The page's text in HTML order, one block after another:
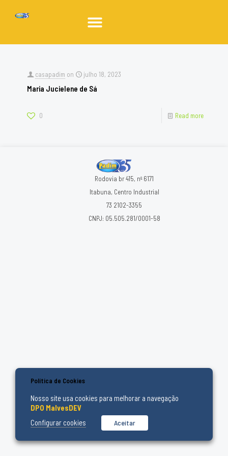
casapadim on julho 18, 2023
Maria Jucielene de Sá
0 Read more
Rodovia br 415, nº 6171
Itabuna, Centro Industrial
73 2102-3355
CNPJ: 05.505.281/0001-58
Política de Cookies
Nosso site usa cookies para melhorar a navegação
DPO MalvesDEV
Configurar cookies
Aceitar